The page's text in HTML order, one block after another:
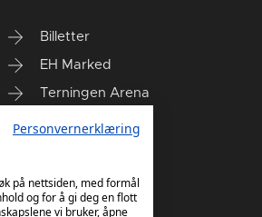
Billetter
EH Marked
Terningen Arena
Finn vårt kontor
Personvernerklæring
på nettsiden, med formål
og for å gi deg en flott
vi bruker, åpne